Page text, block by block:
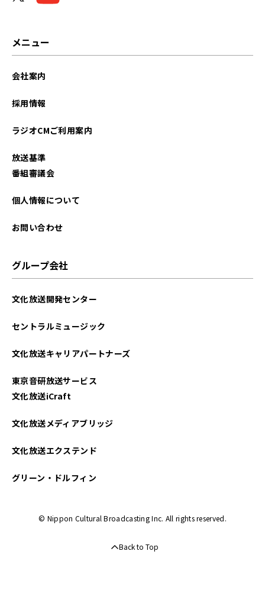
メニュー
会社案内
採用情報
ラジオCMご利用案内
放送基準
番組審議会
個人情報について
お問い合わせ
グループ会社
文化放送開発センター
セントラルミュージック
文化放送キャリアパートナーズ
東京音研放送サービス
文化放送iCraft
文化放送メディアブリッジ
文化放送エクステンド
グリーン・ドルフィン
© Nippon Cultural Broadcasting Inc. All rights reserved.
Back to Top